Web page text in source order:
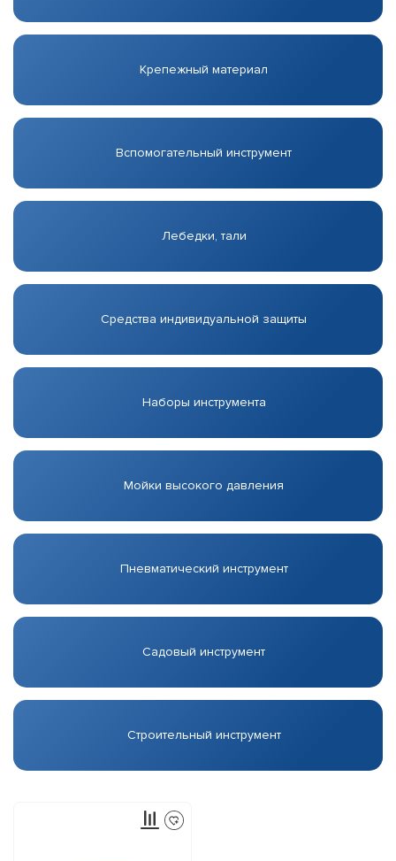
Крепежный материал
Вспомогательный инструмент
Лебедки, тали
Средства индивидуальной защиты
Наборы инструмента
Мойки высокого давления
Пневматический инструмент
Садовый инструмент
Строительный инструмент